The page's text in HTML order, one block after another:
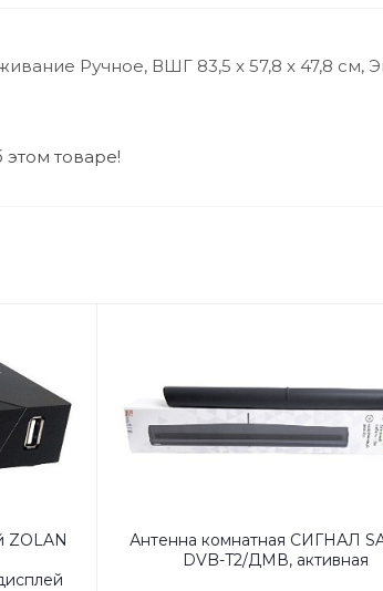
Ручное, ВШГ 83,5 x 57,8 x 47,8 см,
этом товаре!
ZOLAN
Антенна комнатная СИГНАЛ
DVB-T2/ДМВ, активная